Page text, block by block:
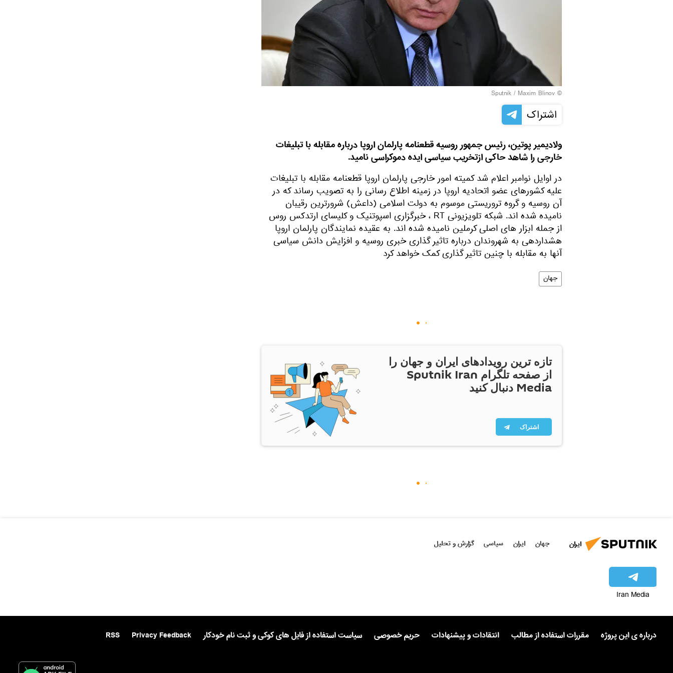
© Sputnik / Maxim Blinov
اشتراک
ولادیمیر پوتین، رئیس جمهور روسیه قطعنامه پارلمان اروپا درباره مقابله با تبلیغات
خارجی را شاهد حاکی ازتخریب سیاسی ایده دموکراسی نامید.
در اوایل نوامبر اعلام شد کمیته امور خارجی پارلمان اروپا قطعنامه مقابله با تبلیغات
علیه کشورهای عضو اتحادیه اروپا در زمینه اطلاع رسانی را به تصویب رساند که در
آن روسیه و گروه تروریستی موسوم به دولت اسلامی (داعش) شرورترین رقیبان
نامیده شده اند. شبکه تلویزیونی RT ، خبرگزاری اسپوتنیک و کلیسای ارتدکس روس
از جمله ابزار های اصلی کرملین نامیده شده اند. به عقیده نمایندگان پارلمان اروپا
هشداردهی به شهروندان درباره تاثیر گذاری خبری روسیه و افزایش دانش سیاسی
آنها به مقابله با چنین تاثیر گذاری کمک خواهد کرد
جهان
تازه ترین رویدادهای ایران و جهان را
از صفحه تلگرام Sputnik Iran
Media دنبال کنید
اشتراک
ایران جهان ایران سیاسی گزارش و تحلیل
Iran Media
درباره ی این پروژه مقررات استفاده از مطالب انتقادات و پیشنهادات حریم خصوصی سیاست استفاده از فایل های کوکی و ثبت نام خودکار Privacy Feedback
RSS